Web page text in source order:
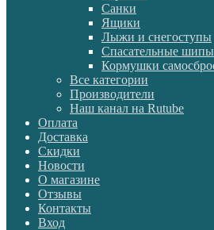
Санки
Ящики
Лыжи и снегоступы
Спасательные шипы
Кормушки
Все категории
Производители
Наш канал на Rutube
Оплата
Доставка
Скидки
Новости
О магазине
Отзывы
Контакты
Вход